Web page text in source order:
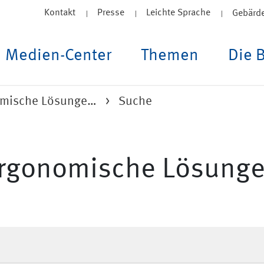
Kontakt Presse Leichte Sprache
Medien-Center Themen Die
Lösunge… Suche